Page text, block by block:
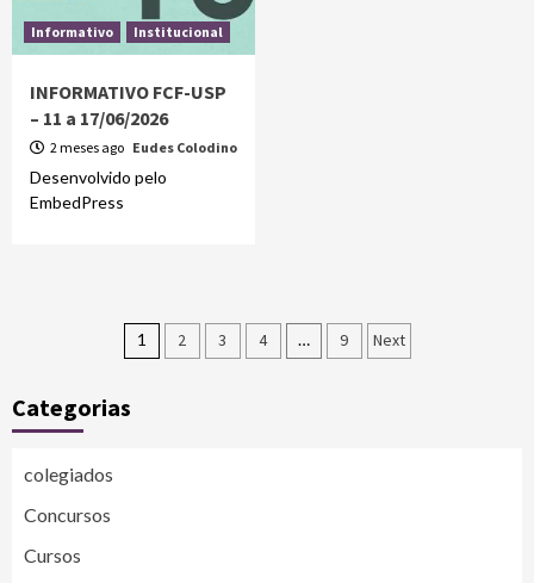
Informativo Institucional
INFORMATIVO FCF-USP
– 11 a 17/06/2026
2 meses ago Eudes Colodino
Desenvolvido pelo
EmbedPress
1 2 3 4 … 9 Next
Categorias
colegiados
Concursos
Cursos